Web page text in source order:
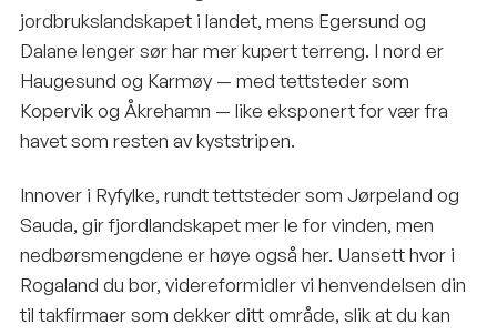
jordbrukslandskapet i landet, mens Egersund og
Dalane lenger sør har mer kupert terreng. I nord er
Haugesund og Karmøy — med tettsteder som
Kopervik og Åkrehamn — like eksponert for vær fra
havet som resten av kyststripen.
Innover i Ryfylke, rundt tettsteder som Jørpeland og
Sauda, gir fjordlandskapet mer le for vinden, men
nedbørsmengdene er høye også her. Uansett hvor i
Rogaland du bor, videreformidler vi henvendelsen din
til takfirmaer som dekker ditt område, slik at du kan